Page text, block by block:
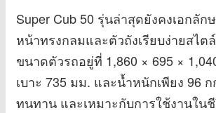
Super Cub 50 รุ่นล่าสุดยังคงเอกลั
หน้าทรงกลมและตัวถังเรียบง่ายสไต
ขนาดตัวรถอยู่ที่ 1,860 × 695 ×
เบาะ 735 มม. และน้ำหนักเพียง 96 ก
ทนทาน และเหมาะกับการใช้งานใน